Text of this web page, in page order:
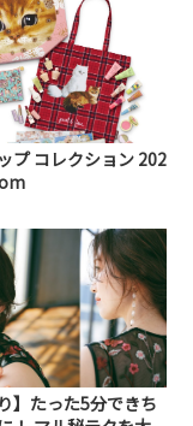
プ コレクション 202
】たった5分できち